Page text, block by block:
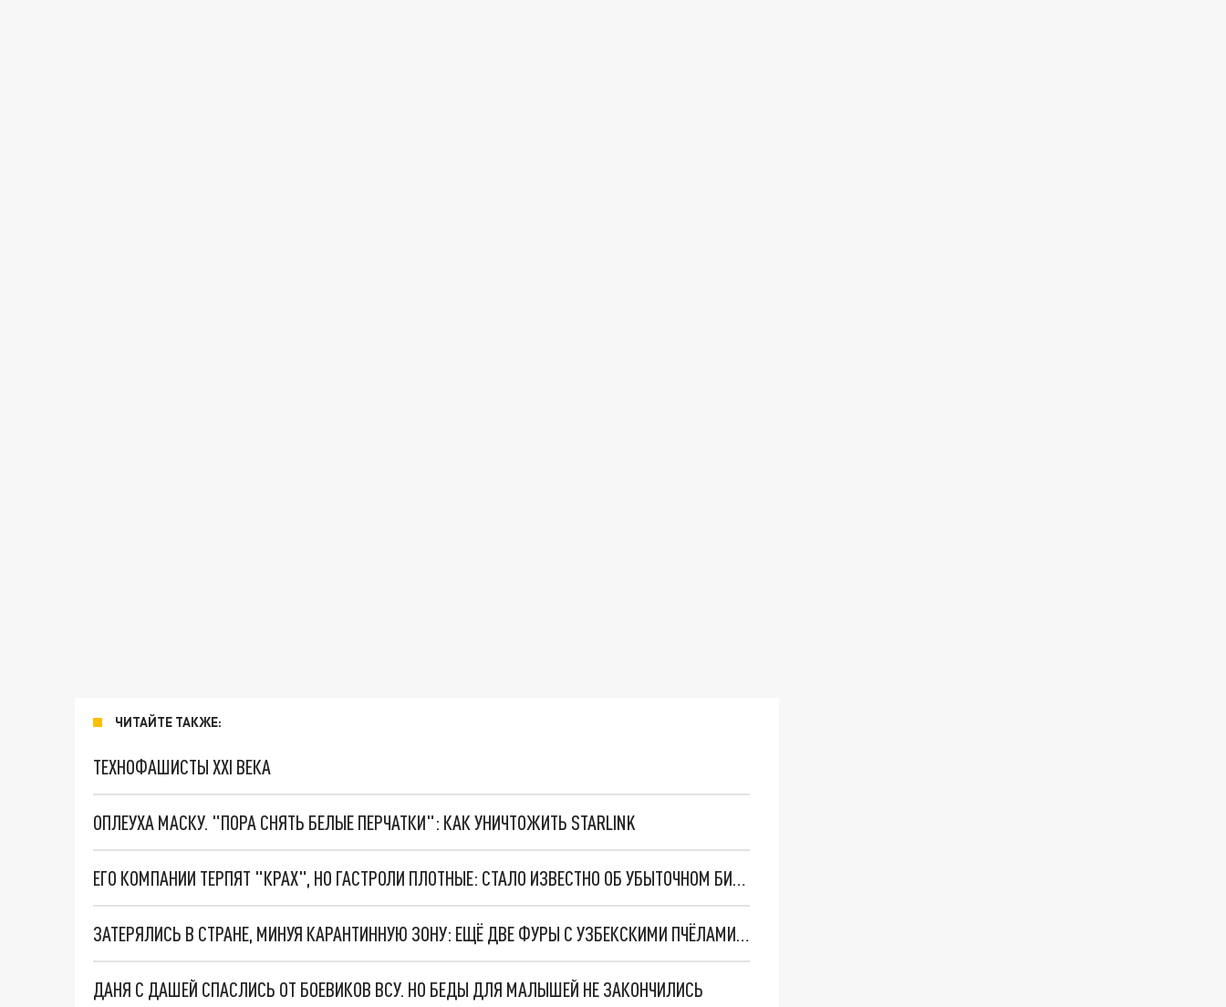
ЧИТАЙТЕ ТАКЖЕ:
ТЕХНОФАШИСТЫ XXI ВЕКА
ОПЛЕУХА МАСКУ. "ПОРА СНЯТЬ БЕЛЫЕ ПЕРЧАТКИ": КАК УНИЧТОЖИТЬ STARLINK
ЕГО КОМПАНИИ ТЕРПЯТ "КРАХ", НО ГАСТРОЛИ ПЛОТНЫЕ: СТАЛО ИЗВЕСТНО ОБ УБЫТОЧНОМ БИЗНЕСЕ АЛЕКСАНДРА РЕВВЫ
ЗАТЕРЯЛИСЬ В СТРАНЕ, МИНУЯ КАРАНТИННУЮ ЗОНУ: ЕЩЁ ДВЕ ФУРЫ С УЗБЕКСКИМИ ПЧЁЛАМИ-НЕЛЕГАЛАМИ СКРЫЛИСЬ В РОССИИ
ДАНЯ С ДАШЕЙ СПАСЛИСЬ ОТ БОЕВИКОВ ВСУ. НО БЕДЫ ДЛЯ МАЛЫШЕЙ НЕ ЗАКОНЧИЛИСЬ